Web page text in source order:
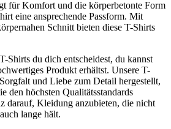
für Komfort und die körperbetonte Form
eine ansprechende Passform. Mit
Schnitt bieten diese T-Shirts
Shirts du dich entscheidest, du kannst
Produkt erhältst. Unsere T-
und Liebe zum Detail hergestellt,
den höchsten Qualitätsstandards
darauf, Kleidung anzubieten, die nicht
lange hält.